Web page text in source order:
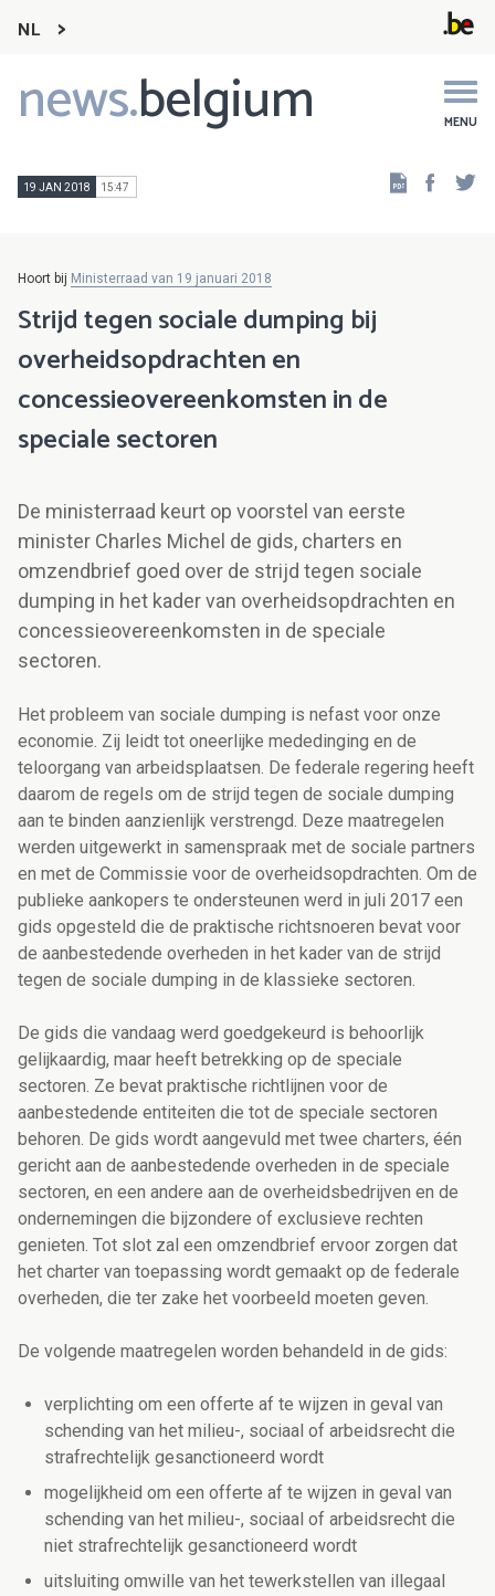
NL
news.belgium MENU
Main
navigation
19 JAN 2018 15:47
Hoort bij Ministerraad van 19 januari 2018
Strijd tegen sociale dumping bij
overheidsopdrachten en
concessieovereenkomsten in de
speciale sectoren
De ministerraad keurt op voorstel van eerste
minister Charles Michel de gids, charters en
omzendbrief goed over de strijd tegen sociale
dumping in het kader van overheidsopdrachten en
concessieovereenkomsten in de speciale
sectoren.
Het probleem van sociale dumping is nefast voor onze
economie. Zij leidt tot oneerlijke mededinging en de
teloorgang van arbeidsplaatsen. De federale regering heeft
daarom de regels om de strijd tegen de sociale dumping
aan te binden aanzienlijk verstrengd. Deze maatregelen
werden uitgewerkt in samenspraak met de sociale partners
en met de Commissie voor de overheidsopdrachten. Om de
publieke aankopers te ondersteunen werd in juli 2017 een
gids opgesteld die de praktische richtsnoeren bevat voor
de aanbestedende overheden in het kader van de strijd
tegen de sociale dumping in de klassieke sectoren.
De gids die vandaag werd goedgekeurd is behoorlijk
gelijkaardig, maar heeft betrekking op de speciale
sectoren. Ze bevat praktische richtlijnen voor de
aanbestedende entiteiten die tot de speciale sectoren
behoren. De gids wordt aangevuld met twee charters, één
gericht aan de aanbestedende overheden in de speciale
sectoren, en een andere aan de overheidsbedrijven en de
ondernemingen die bijzondere of exclusieve rechten
genieten. Tot slot zal een omzendbrief ervoor zorgen dat
het charter van toepassing wordt gemaakt op de federale
overheden, die ter zake het voorbeeld moeten geven.
De volgende maatregelen worden behandeld in de gids:
verplichting om een offerte af te wijzen in geval van
schending van het milieu-, sociaal of arbeidsrecht die
strafrechtelijk gesanctioneerd wordt
mogelijkheid om een offerte af te wijzen in geval van
schending van het milieu-, sociaal of arbeidsrecht die
niet strafrechtelijk gesanctioneerd wordt
uitsluiting omwille van het tewerkstellen van illegaal